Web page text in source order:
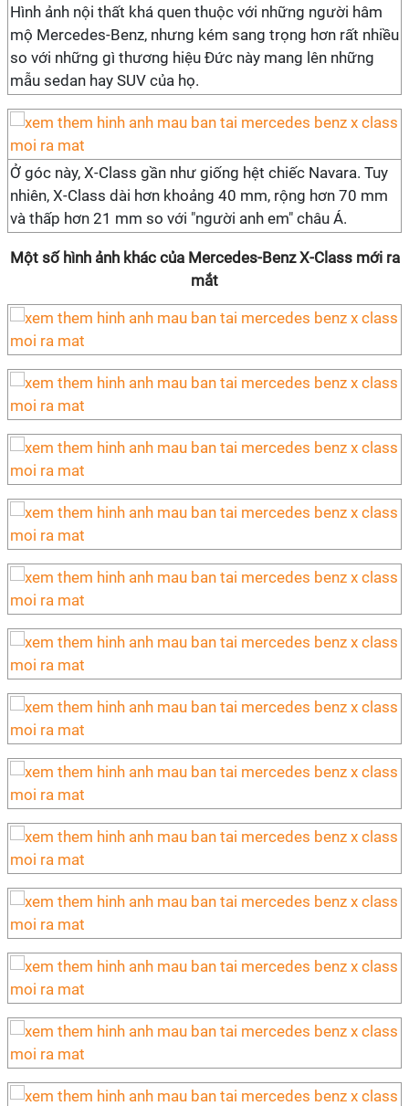
Hình ảnh nội thất khá quen thuộc với những người hâm
mộ Mercedes-Benz, nhưng kém sang trọng hơn rất nhiều
so với những gì thương hiệu Đức này mang lên những
mẫu sedan hay SUV của họ.
Ở góc này, X-Class gần như giống hệt chiếc Navara. Tuy
nhiên, X-Class dài hơn khoảng 40 mm, rộng hơn 70 mm
và thấp hơn 21 mm so với "người anh em" châu Á.
Một số hình ảnh khác của Mercedes-Benz X-Class mới ra
mắt